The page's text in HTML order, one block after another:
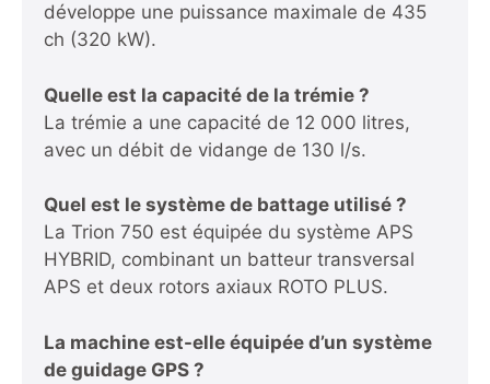
développe une puissance maximale de 435
ch (320 kW).
Quelle est la capacité de la trémie ?
La trémie a une capacité de 12 000 litres,
avec un débit de vidange de 130 l/s.
Quel est le système de battage utilisé ?
La Trion 750 est équipée du système APS
HYBRID, combinant un batteur transversal
APS et deux rotors axiaux ROTO PLUS.
La machine est-elle équipée d’un système
de guidage GPS ?